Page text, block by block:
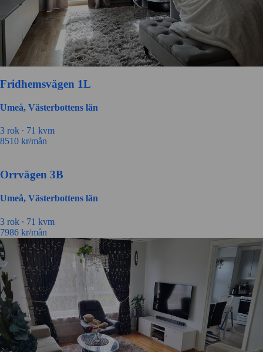
Fridhemsvägen 1L
Umeå, Västerbottens län
3 rok ∙ 71 kvm
8510 kr/mån
Orrvägen 3B
Umeå, Västerbottens län
3 rok ∙ 71 kvm
7986 kr/mån